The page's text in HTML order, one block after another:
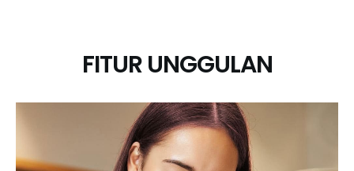
FITUR UNGGULAN